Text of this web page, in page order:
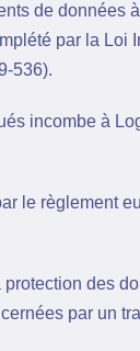
de données
par la Loi
536).
incombe à
le règlement
des
par un